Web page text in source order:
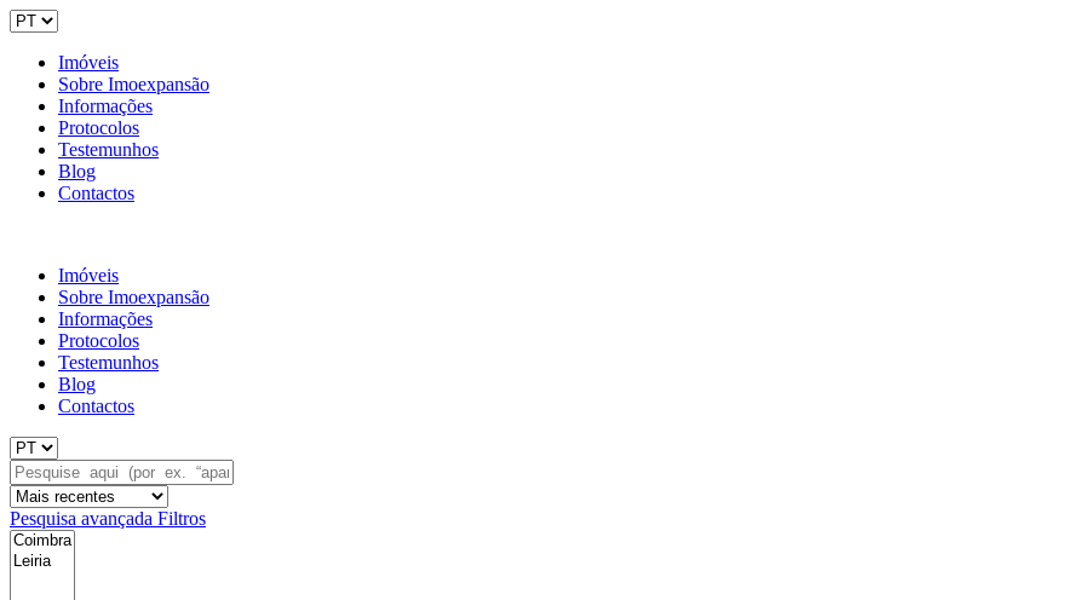
Imóveis
Sobre Imoexpansão
Informações
Protocolos
Testemunhos
Blog
Contactos
Imóveis
Sobre Imoexpansão
Informações
Protocolos
Testemunhos
Blog
Contactos
Pesquisa avançada Filtros